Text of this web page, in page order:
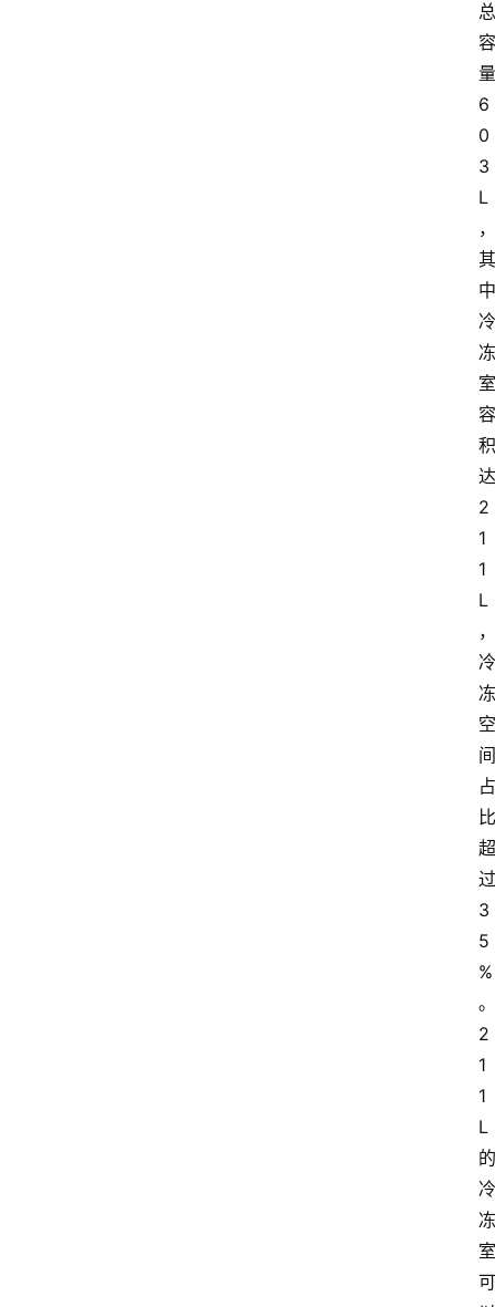
总
容
量
6
0
3
L
，
其
中
冷
冻
室
容
积
达
2
1
1
L
，
冷
冻
空
间
占
比
超
过
3
5
%
。
2
1
1
L
的
冷
冻
室
可